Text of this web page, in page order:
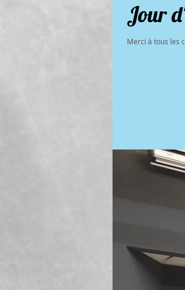
Jour
Merci à tous les